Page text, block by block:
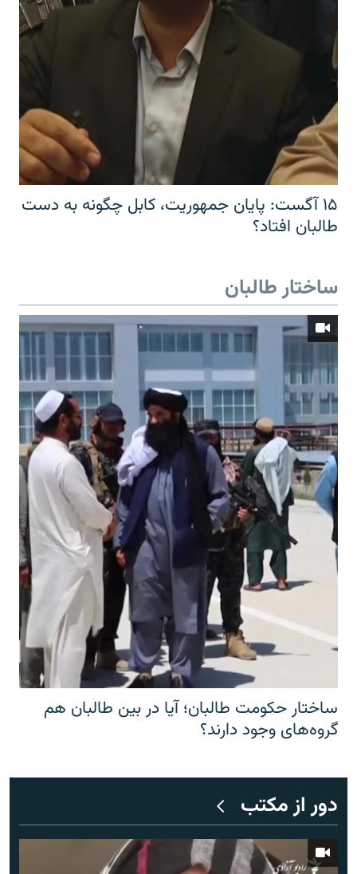
۱۵ آگست: پایان جمهوریت، کابل چگونه به دست
طالبان افتاد؟
ساختار طالبان
ساختار حکومت طالبان؛ آیا در بین طالبان هم
گروه‌های وجود دارند؟
دور از مکتب